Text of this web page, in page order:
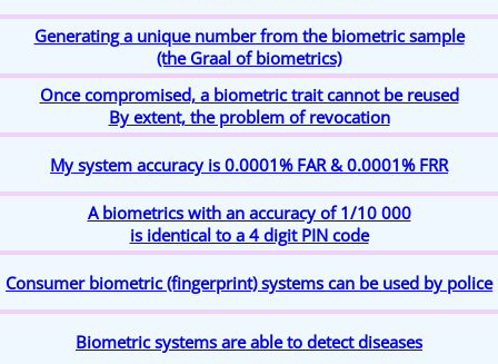
Generating a unique number from the biometric sample
(the Graal of biometrics)
Once compromised, a biometric trait cannot be reused
By extent, the problem of revocation
My system accuracy is 0.0001% FAR & 0.0001% FRR
A biometrics with an accuracy of 1/10 000
is identical to a 4 digit PIN code
Consumer biometric (fingerprint) systems can be used by police
Biometric systems are able to detect diseases